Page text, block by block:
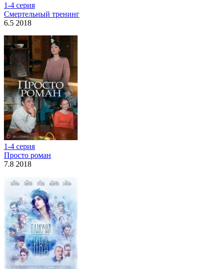
1-4 серия
Смертельный тренинг
6.5 2018
1-4 серия
Просто роман
7.8 2018